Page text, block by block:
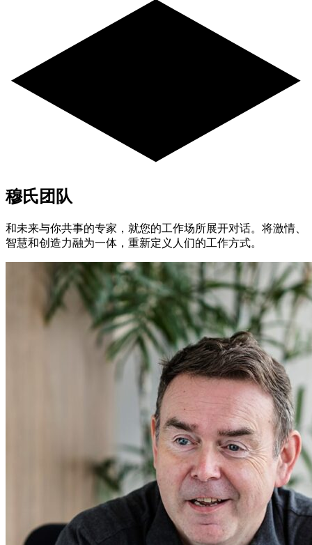
穆氏团队
和未来与你共事的专家，就您的工作场所展开对话。将激情、
智慧和创造力融为一体，重新定义人们的工作方式。